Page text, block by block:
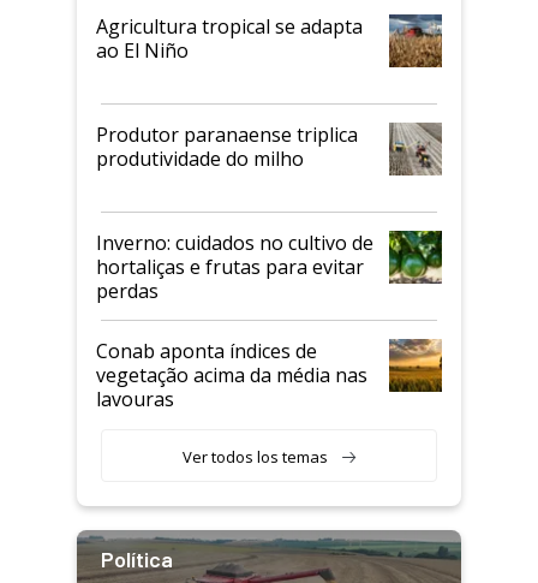
Agricultura tropical se adapta
ao El Niño
Produtor paranaense triplica
produtividade do milho
Inverno: cuidados no cultivo de
hortaliças e frutas para evitar
perdas
Conab aponta índices de
vegetação acima da média nas
lavouras
Ver todos los temas
Política